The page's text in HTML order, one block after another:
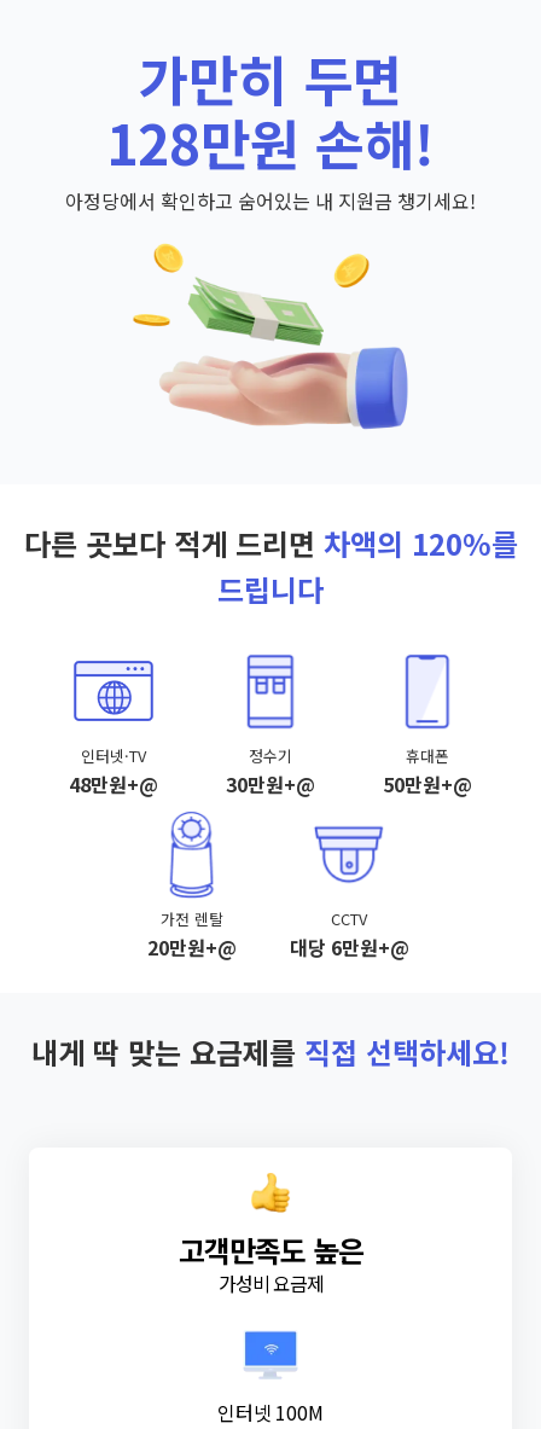
가만히 두면
128만원 손해!
아정당에서 확인하고 숨어있는 내 지원금 챙기세요!
다른 곳보다 적게 드리면 차액의 120%를
드립니다
인터넷·TV
48만원+@
정수기
30만원+@
휴대폰
50만원+@
가전 렌탈
20만원+@
CCTV
대당 6만원+@
내게 딱 맞는 요금제를 직접 선택하세요!
고객만족도 높은
가성비 요금제
인터넷 100M